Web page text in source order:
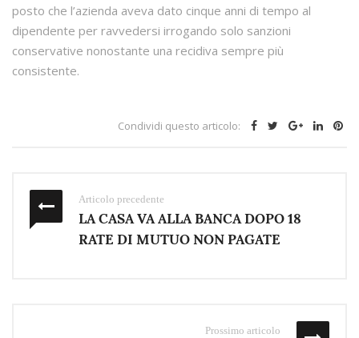
posto che l’azienda aveva dato cinque anni di tempo al
dipendente per ravvedersi irrogando solo sanzioni
conservative nonostante una recidiva sempre più
consistente.
Condividi questo articolo:
Articolo precedente
LA CASA VA ALLA BANCA DOPO 18
RATE DI MUTUO NON PAGATE
Prossimo articolo